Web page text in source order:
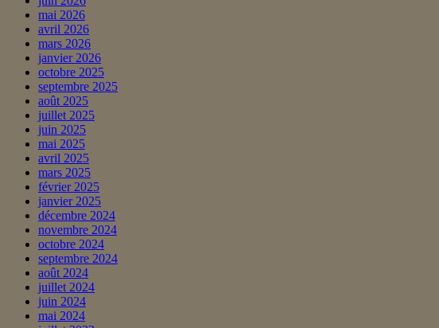
mai 2026
avril 2026
mars 2026
janvier 2026
octobre 2025
septembre 2025
août 2025
juillet 2025
juin 2025
mai 2025
avril 2025
mars 2025
février 2025
janvier 2025
décembre 2024
novembre 2024
octobre 2024
septembre 2024
août 2024
juillet 2024
juin 2024
mai 2024